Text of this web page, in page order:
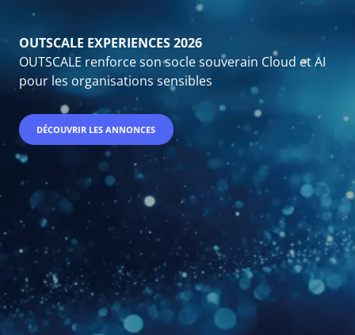
OUTSCALE HEALTHCARE SOVEREIGN PLATFORM
OUTSCALE et Cerba HealthCare réinventent le
parcours patient grâce à l’IA
EN SAVOIR PLUS